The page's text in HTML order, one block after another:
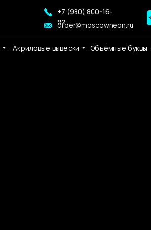
Акриловые вывески Объёмные буквы
+7 (980) 800-16-
92
order@moscowneon.ru